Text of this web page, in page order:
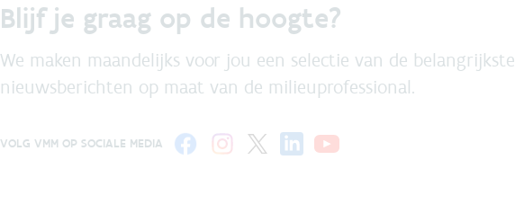
Blijf je graag op de hoogte?
We maken maandelijks voor jou een selectie van de belangrijkste
nieuwsberichten op maat van de milieuprofessional.
VOLG VMM OP SOCIALE MEDIA